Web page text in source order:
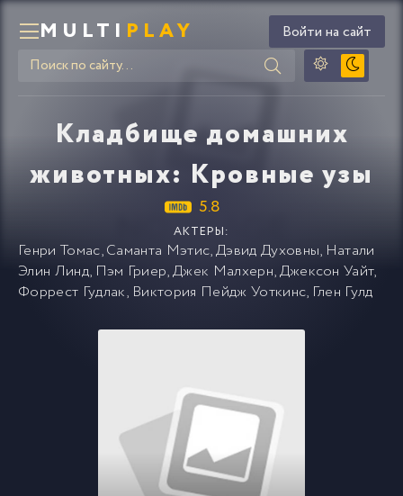
MULTI PLAY Войти на сайт
Кладбище домашних
животных: Кровные узы
5.8
АКТЕРЫ:
Генри Томас,Саманта Мэтис,Дэвид Духовны, Натали
Элин Линд, Пэм Гриер,Джек Малхерн,Джексон Уайт,
Форрест Гудлак, Виктория Пейдж Уоткинс, Глен Гулд